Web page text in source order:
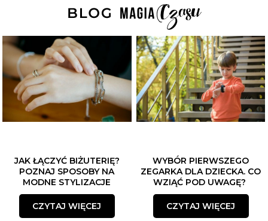
JAK ŁĄCZYĆ BIŻUTERIĘ?
POZNAJ SPOSOBY NA
MODNE STYLIZACJE
CZYTAJ WIĘCEJ
WYBÓR PIERWSZEGO
ZEGARKA DLA DZIECKA. CO
WZIĄĆ POD UWAGĘ?
CZYTAJ WIĘCEJ